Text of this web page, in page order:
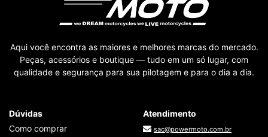
Aqui você encontra as maiores e melhores marcas do mercado.
Peças, acessórios e boutique — tudo em um só lugar, com
qualidade e segurança para sua pilotagem e para o dia a dia.
Dúvidas
Como comprar
Atendimento
sac@powermoto.com.br